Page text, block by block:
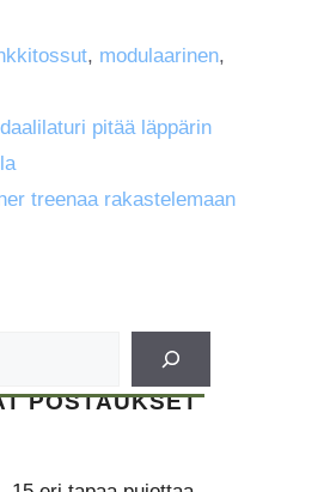
, modulaarinen,
pitää läppärin
treenaa rakastelemaan
POSTAUKSET